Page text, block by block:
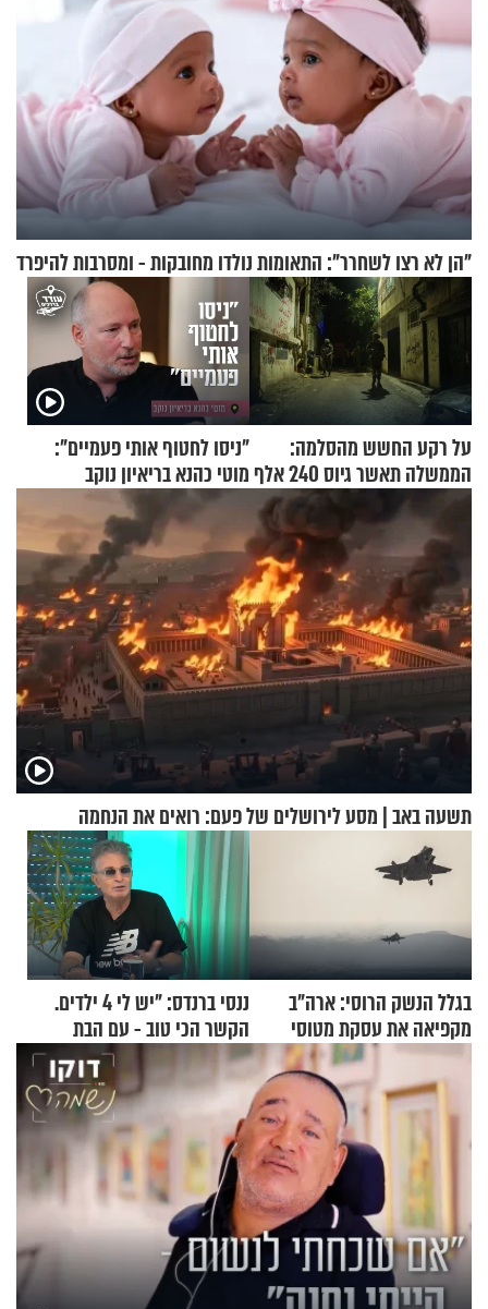
"הן לא רצו לשחרר": התאומות נולדו מחובקות - ומסרבות להיפרד
על רקע החשש מהסלמה:
הממשלה תאשר גיוס 240 אלף
אנשי מילואים
"ניסו לחטוף אותי פעמיים":
מוטי כהנא בריאיון נוקב
תשעה באב | מסע לירושלים של פעם: רואים את הנחמה
בגלל הנשק הרוסי: ארה"ב
מקפיאה את עסקת מטוסי
הקרב לטורקיה
ננסי ברנדס: "יש לי 4 ילדים.
הקשר הכי טוב - עם הבת
החרדית"